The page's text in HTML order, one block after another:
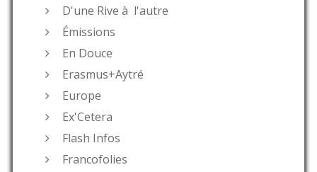
D'une Rive à l'autre
Émissions
En Douce
Erasmus+Aytré
Europe
Ex'Cetera
Flash Infos
Francofolies